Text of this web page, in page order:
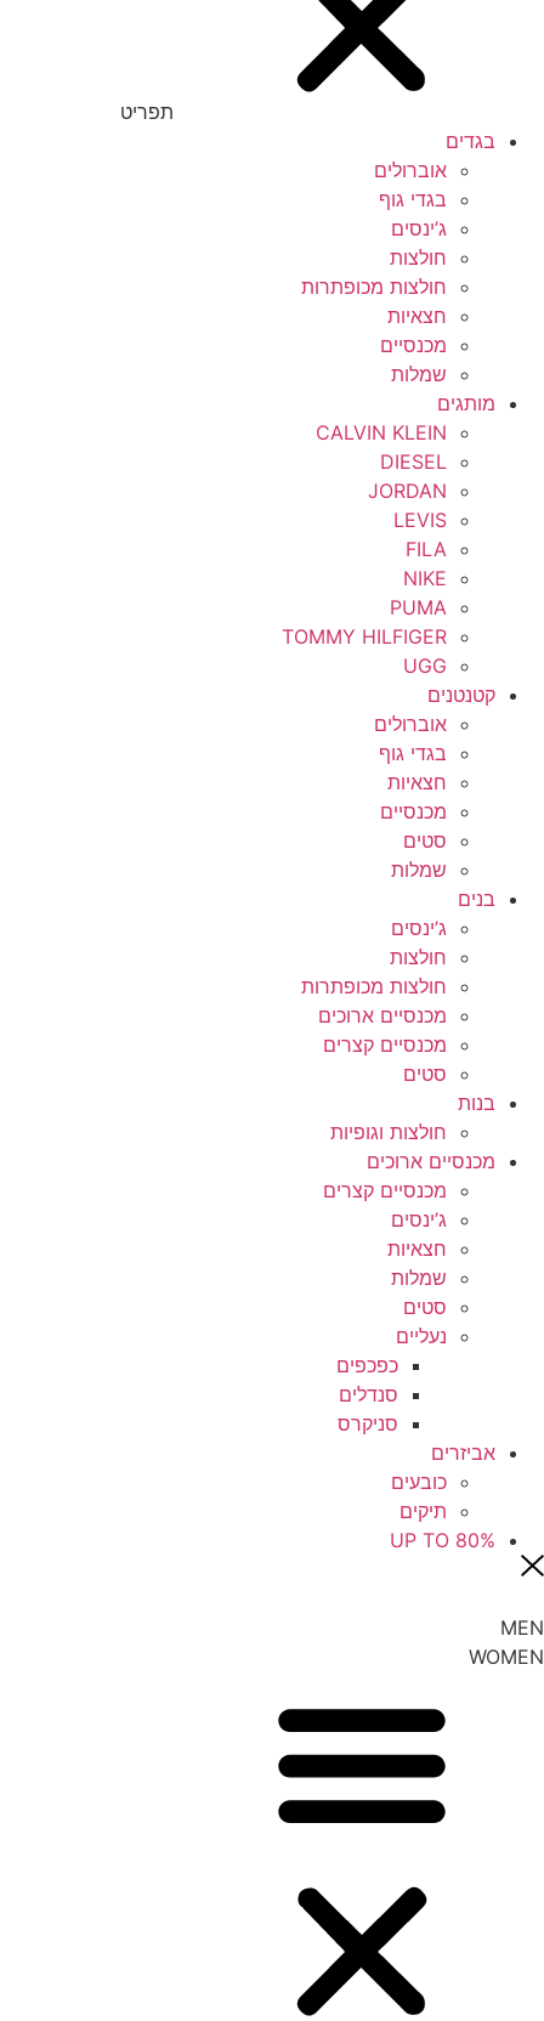
תפריט
בגדים
אוברולים
בגדי גוף
ג’ינסים
חולצות
חולצות מכופתרות
חצאיות
מכנסיים
שמלות
מותגים
CALVIN KLEIN
DIESEL
JORDAN
LEVIS
FILA
NIKE
PUMA
TOMMY HILFIGER
UGG
קטנטנים
אוברולים
בגדי גוף
חצאיות
מכנסיים
סטים
שמלות
בנים
ג’ינסים
חולצות
חולצות מכופתרות
מכנסיים ארוכים
מכנסיים קצרים
סטים
בנות
חולצות וגופיות
מכנסיים ארוכים
מכנסיים קצרים
ג’ינסים
חצאיות
שמלות
סטים
נעליים
כפכפים
סנדלים
סניקרס
אביזרים
כובעים
תיקים
UP TO 80%
MEN
WOMEN